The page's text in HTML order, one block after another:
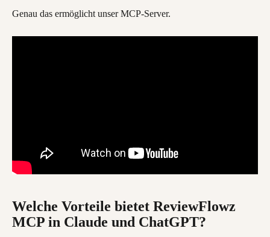
Genau das ermöglicht unser MCP-Server.
Welche Vorteile bietet ReviewFlowz
MCP in Claude und ChatGPT?